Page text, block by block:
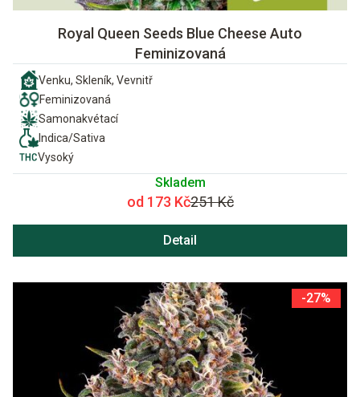
Royal Queen Seeds Blue Cheese Auto
Feminizovaná
Venku, Skleník, Vevnitř
Feminizovaná
Samonakvétací
Indica/Sativa
Vysoký
Skladem
od 173 Kč251 Kč
Detail
-27%